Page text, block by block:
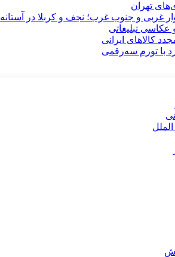
تهران
و جنوب غرب؛ نجف و کربلا در آستانه ۵۰ درجه
تبلیغاتی
کالاهای ایرانی